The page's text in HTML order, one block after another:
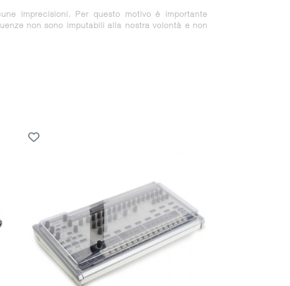
imprecisioni. Per questo motivo è importante
non sono imputabili alla nostra volontà e non